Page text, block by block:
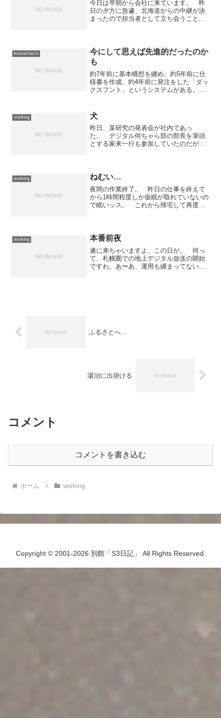
今日は早朝から会社に来ています。 昨
日の夕方に急遽、北海道からの中継が決
まったので担当者として立ち会うことに
クター業務をしたりとか、...
kumachan's
今にして思えば先進的だったのか
も
約7年前に基本構想を纏め、約5年前に仕
様書を作成、約4年前に発注をした「ダッ
クスフント」というシステムがある。
開発会社が破綻した事もあって、おそら
く完成することなく終...
working 犬
昨日、某研究の発表会が社内であっ
た。 デジタル何ちゃら部の部長を筆頭
とする家来一行も参加していたのだが、
だった。 普段から密かに「犬...
working ねむい…
夜間の作業終了。 昨日の仕事を終えて
から1時間程度しか仮眠が取れていないの
で眠いッス。 これから帰宅して再度仮
working 本番前夜
遂に来ちゃいますよ、この日が。 何っ
て、札幌圏での地上デジタル放送の開始
ですわ。あ〜あ、運用も纏まってないみ
ふるさとへ…
湯治に出掛ける
コメント
コメントを書き込む
ホーム working
Copyright © 2001-2026 別館「S3日記」 All Rights Reserved.